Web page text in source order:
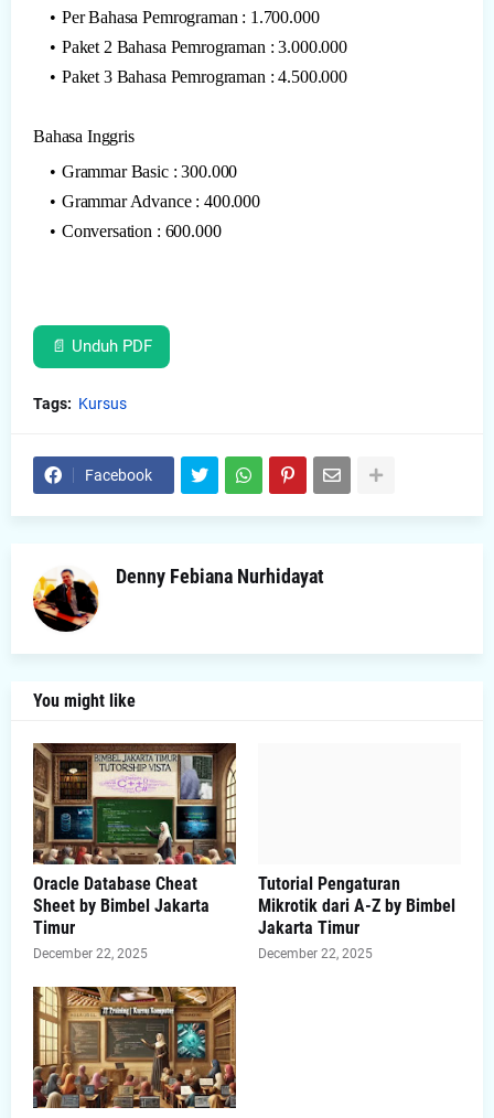
Per Bahasa Pemrograman : 1.700.000
Paket 2 Bahasa Pemrograman : 3.000.000
Paket 3 Bahasa Pemrograman : 4.500.000
Bahasa Inggris
Grammar Basic : 300.000
Grammar Advance : 400.000
Conversation : 600.000
📄 Unduh PDF
Tags: Kursus
Facebook
Denny Febiana Nurhidayat
You might like
Oracle Database Cheat
Sheet by Bimbel Jakarta
Timur
December 22, 2025
Tutorial Pengaturan
Mikrotik dari A-Z by Bimbel
Jakarta Timur
December 22, 2025